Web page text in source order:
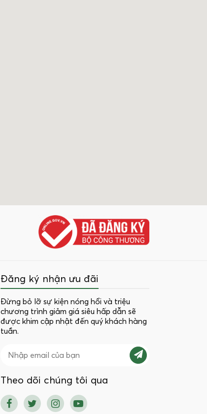
Đăng ký nhận ưu đãi
Đừng bỏ lỡ sự kiện nóng hổi và triệu
chương trình giảm giá siêu hấp dẫn sẽ
được khim cập nhật đến quý khách hàng
tuần.
Theo dõi chúng tôi qua